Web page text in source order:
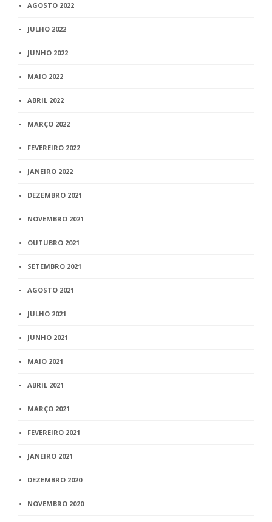
AGOSTO 2022
JULHO 2022
JUNHO 2022
MAIO 2022
ABRIL 2022
MARÇO 2022
FEVEREIRO 2022
JANEIRO 2022
DEZEMBRO 2021
NOVEMBRO 2021
OUTUBRO 2021
SETEMBRO 2021
AGOSTO 2021
JULHO 2021
JUNHO 2021
MAIO 2021
ABRIL 2021
MARÇO 2021
FEVEREIRO 2021
JANEIRO 2021
DEZEMBRO 2020
NOVEMBRO 2020